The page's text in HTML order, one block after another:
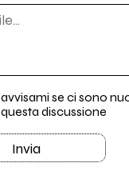
avvisami se ci sono
questa discussione
Invia